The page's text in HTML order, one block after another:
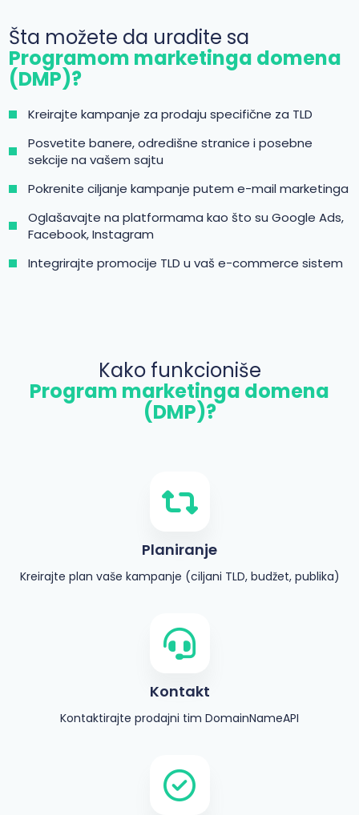
Šta možete da uradite sa
Programom marketinga domena
(DMP)?
Kreirajte kampanje za prodaju specifične za TLD
Posvetite banere, odredišne stranice i posebne
sekcije na vašem sajtu
Pokrenite ciljanje kampanje putem e-mail marketinga
Oglašavajte na platformama kao što su Google Ads,
Facebook, Instagram
Integrirajte promocije TLD u vaš e-commerce sistem
Kako funkcioniše
Program marketinga domena
(DMP)?
Planiranje
Kreirajte plan vaše kampanje (ciljani TLD, budžet, publika)
Kontakt
Kontaktirajte prodajni tim DomainNameAPI